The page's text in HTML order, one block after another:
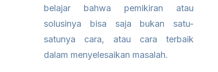
belajar bahwa pemikiran atau
solusinya bisa saja bukan satu-
satunya cara, atau cara terbaik
dalam menyelesaikan masalah.